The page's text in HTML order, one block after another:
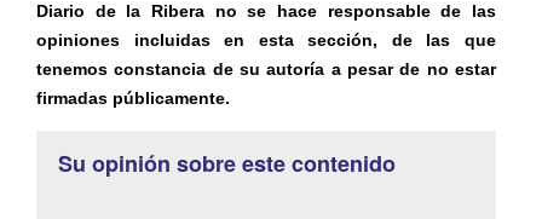
Diario de la Ribera no se hace responsable de las
opiniones incluidas en esta sección, de las que
tenemos constancia de su autoría a pesar de no estar
firmadas públicamente.
Su opinión sobre este contenido